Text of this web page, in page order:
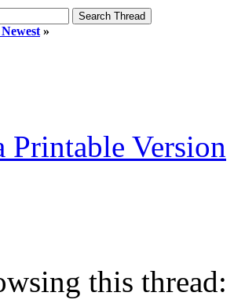
»
Printable Version
this